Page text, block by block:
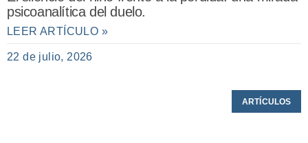
psicoanalítica del duelo.
LEER ARTÍCULO »
22 de julio, 2026
ARTÍCULOS